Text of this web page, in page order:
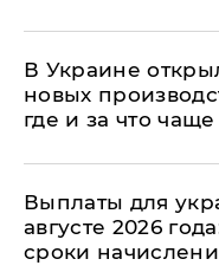
В Украине
новых
где и за что
Выплаты для
августе 2026
сроки